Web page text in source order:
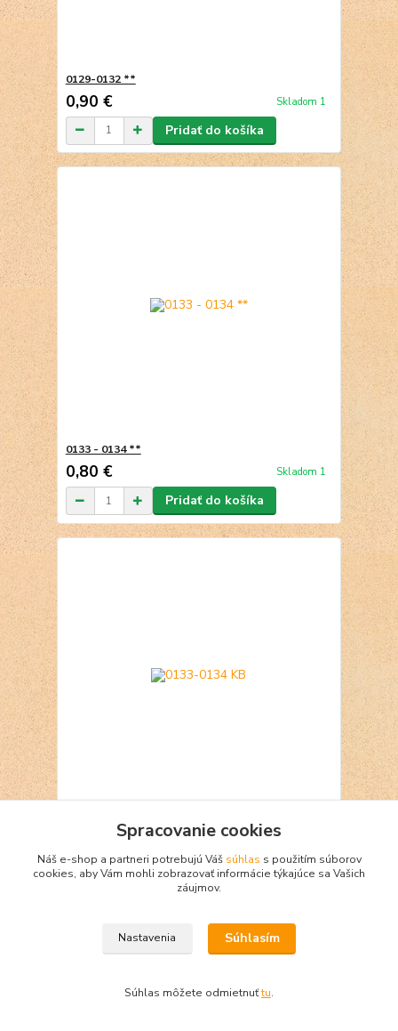
0129-0132 **
0,90 € Skladom 1
Pridať do košíka
0133 - 0134 **
0,80 € Skladom 1
Pridať do košíka
Pridať do košíka
Spracovanie cookies
Náš e-shop a partneri potrebujú Váš súhlas s použitím súborov
cookies, aby Vám mohli zobrazovať informácie týkajúce sa Vašich
záujmov.
Nastavenia Súhlasím
Súhlas môžete odmietnuťtu.